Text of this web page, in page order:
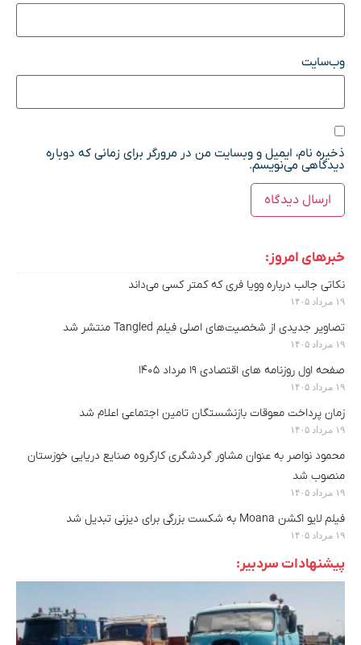
وب‌سایت
ذخیره نام، ایمیل و وبسایت من در مرورگر برای زمانی که دوباره
دیدگاهی می‌نویسم.
خبرهای امروز:
نکاتی جالب درباره وویا فری که کمتر کسی می‌داند
۱۹ مرداد ۱۴۰۵
تصاویر جدیدی از شخصیت‌های اصلی فیلم Tangled منتشر شد
۱۹ مرداد ۱۴۰۵
صفحه اول روزنامه های اقتصادی ۱۹ مرداد ۱۴۰۵
۱۹ مرداد ۱۴۰۵
زمان پرداخت معوقات بازنشستگان تامین اجتماعی اعلام شد
۱۹ مرداد ۱۴۰۵
محمود نواصر به عنوان مشاور گردشگری کارگروه صنایع دریایی خوزستان
منصوب شد
۱۹ مرداد ۱۴۰۵
فیلم لایو اکشن Moana به شکست بزرگی برای دیزنی تبدیل شد
۱۹ مرداد ۱۴۰۵
پیشنهادات سردبیر: